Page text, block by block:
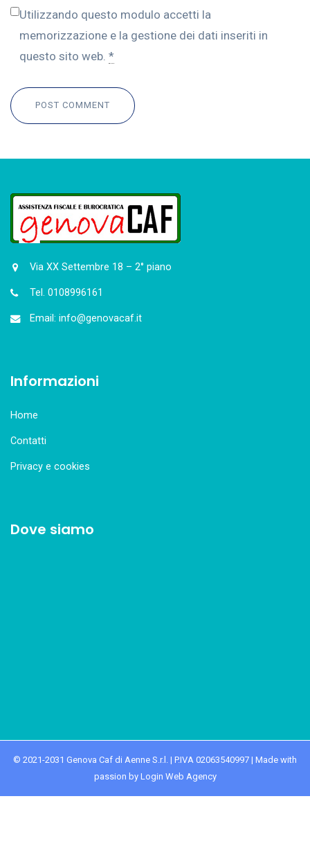
Utilizzando questo modulo accetti la
memorizzazione e la gestione dei dati inseriti in
questo sito web. *
POST COMMENT
Via XX Settembre 18 – 2° piano
Tel. 0108996161
Email: info@genovacaf.it
Informazioni
Home
Contatti
Privacy e cookies
Dove siamo
© 2021-2031 Genova Caf di Aenne S.r.l. | P.IVA 02063540997 | Made with
passion by Login Web Agency